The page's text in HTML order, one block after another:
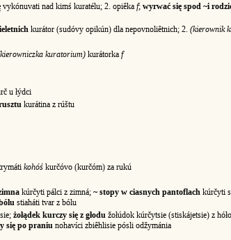
vykónuvati nad kimś kuratélu; 2. opiêka f; wyrwać się spod ~i
kurátor (sudóvy opikún) dla nepovnoliêtnich; 2. (kierownik
kuratorium) kurátorka f
u łýdci
kurátina z rúštu
kohóś kurčóvo (kurčóm) za rukú
kúrčyti pálci z zimná; ~ stopy w ciasnych pantoflach kúrčyti
stiaháti tvar z bólu
żołądek kurczy się z głodu žołúdok kúrčytsie (stiskájetsie) z
się po praniu nohavíci zbiêhlisie pósli odžymánia